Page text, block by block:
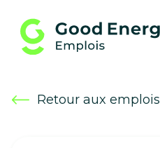
Retour aux emplois